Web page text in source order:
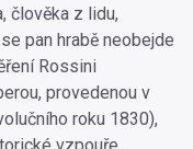
člověka z lidu,
pan hrabě neobejde
Rossini
provedenou v
roku 1830),